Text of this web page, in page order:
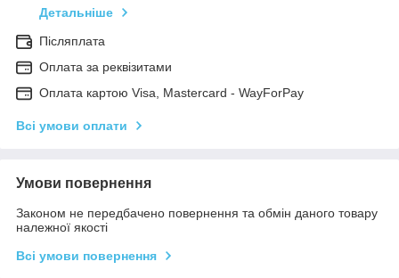
Детальніше
Післяплата
Оплата за реквізитами
Оплата картою Visa, Mastercard - WayForPay
Всі умови оплати
Умови повернення
Законом не передбачено повернення та обмін даного товару
належної якості
Всі умови повернення